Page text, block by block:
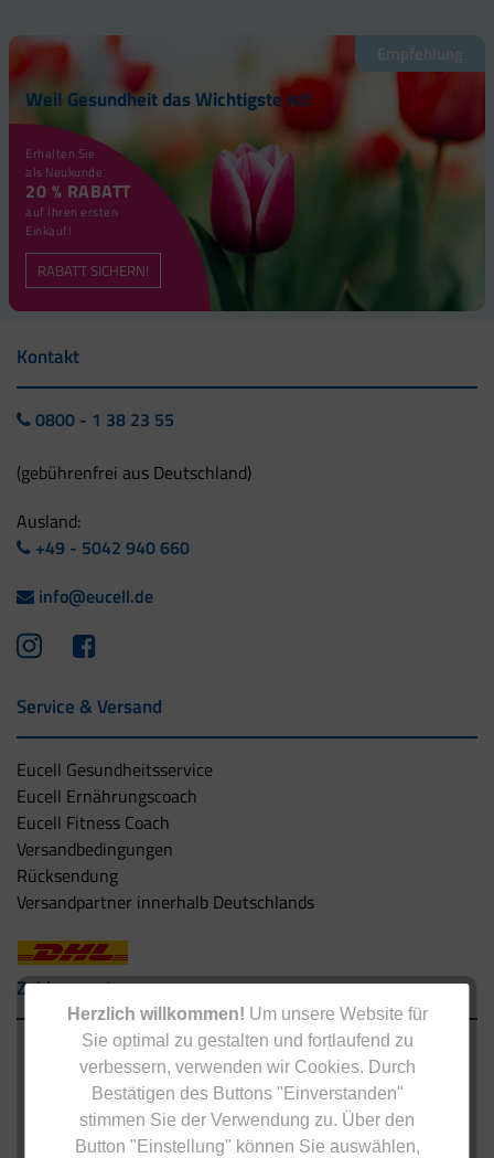
Herzlich willkommen! Um unsere Website für
Sie optimal zu gestalten und fortlaufend zu
verbessern, verwenden wir Cookies. Durch
Bestätigen des Buttons "Einverstanden"
stimmen Sie der Verwendung zu. Über den
Button "Einstellung" können Sie auswählen,
Empfehlung
Weil Gesundheit das Wichtigste ist!
Erhalten Sie
als Neukunde
20 % RABATT
auf Ihren ersten
Einkauf!
RABATT SICHERN!
Kontakt
0800 - 1 38 23 55
(gebührenfrei aus Deutschland)
Ausland:
+49 - 5042 940 660
info@eucell.de
Service & Versand
Eucell Gesundheitsservice
Eucell Ernährungscoach
Eucell Fitness Coach
Versandbedingungen
Rücksendung
Versandpartner innerhalb Deutschlands
Zahlungsarten